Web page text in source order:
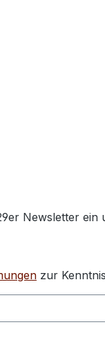
Newsletter
zur